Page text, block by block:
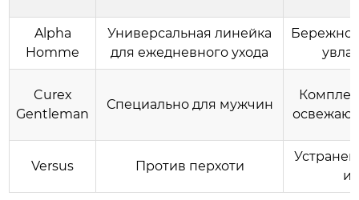
Alpha
Homme
Универсальная линейка
для ежедневного ухода
Curex
Gentleman
Специально для мужчин
Versus Против перхоти
и